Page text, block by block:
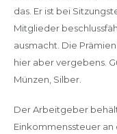
das. Er ist bei
Mitglieder
ausmacht. Die
hier aber vergebens.
Münzen, Silber.
Der Arbeitgeber
Einkommenssteuer an